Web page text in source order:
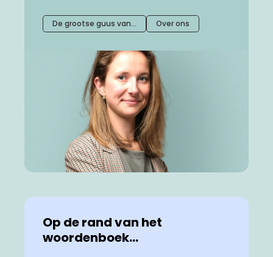
De grootse guus van… Over ons
Op de rand van het
woordenboek...